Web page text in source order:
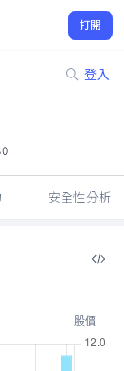
打開
登入
安全性分析